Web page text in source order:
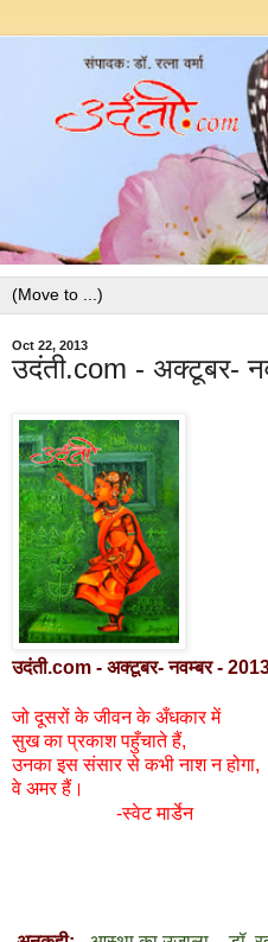
Oct 22, 2013
उदंती.com - अक्टूबर-
उदंती.com - अक्टूबर- नवम्बर -
जो दूसरों के जीवन के अँधकार में
सुख का प्रकाश पहुँचाते हैं,
उनका इस संसार से कभी नाश न होगा,
वे अमर हैं।
-स्वेट मार्डेन